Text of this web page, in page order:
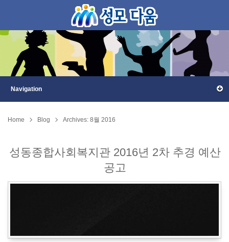
Home Blog Archives: 8월 2016
성동종합사회복지관 2016년 2차 추경 예산
공고